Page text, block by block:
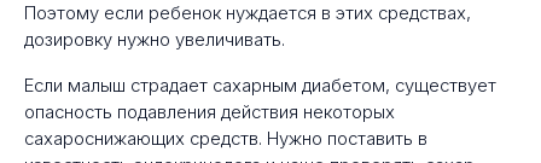
Поэтому если ребенок нуждается в этих средствах,
дозировку нужно увеличивать.
Если малыш страдает сахарным диабетом, существует
опасность подавления действия некоторых
сахароснижающих средств. Нужно поставить в